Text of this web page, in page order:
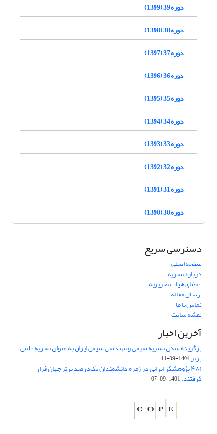
دوره 39 (1399)
دوره 38 (1398)
دوره 37 (1397)
دوره 36 (1396)
دوره 35 (1395)
دوره 34 (1394)
دوره 33 (1393)
دوره 32 (1392)
دوره 31 (1391)
دوره 30 (1390)
دسترسی سریع
صفحه اصلی
درباره نشریه
اعضای هیات تحریریه
ارسال مقاله
تماس با ما
نقشه سایت
آخرین اخبار
برگزیده شدن نشریه شیمی و مهندسی شیمی ایران به عنوان نشریه علمی
برتر1404-09-11
۴۸۱ پژوهشگر ایرانی در زمره دانشمندان یک‌درصد برتر جهان قرار
گرفتند.1401-09-07